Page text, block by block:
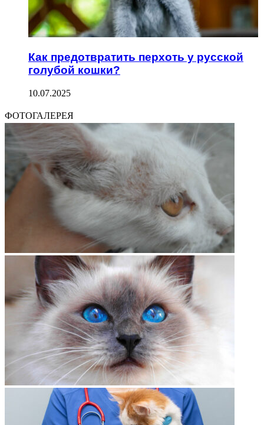
Как предотвратить перхоть у русской
голубой кошки?
10.07.2025
ФОТОГАЛЕРЕЯ